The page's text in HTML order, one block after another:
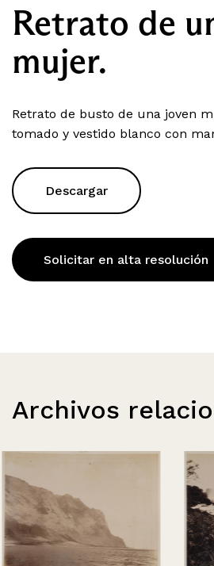
Retrato de
mujer.
Retrato de busto de una joven
tomado y vestido blanco con
Descargar
Solicitar en alta resolución
Archivos